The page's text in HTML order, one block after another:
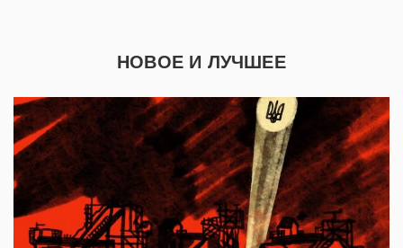
НОВОЕ И ЛУЧШЕЕ